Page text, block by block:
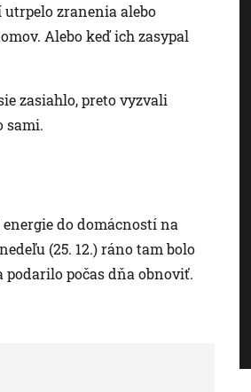
utrpelo zranenia alebo
Alebo keď ich zasypal
zasiahlo, preto vyzvali
sami.
do domácností na
(25. 12.) ráno tam bolo
podarilo počas dňa obnoviť.